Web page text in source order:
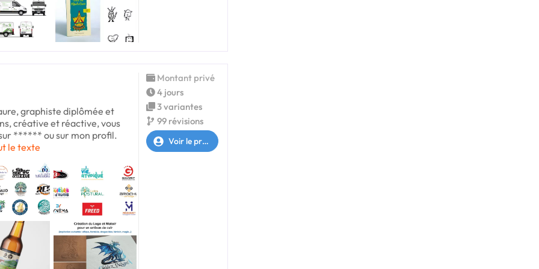
graphiste diplômée et
créative et réactive, vous
****** ou sur mon profil.
le texte
Montant privé
4 jours
3 variantes
99 révisions
Voir le profil